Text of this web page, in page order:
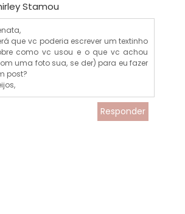
Stamou
que vc poderia escrever um textinho
como vc usou e o que vc achou
uma foto sua, se der) para eu fazer
post?
Responder